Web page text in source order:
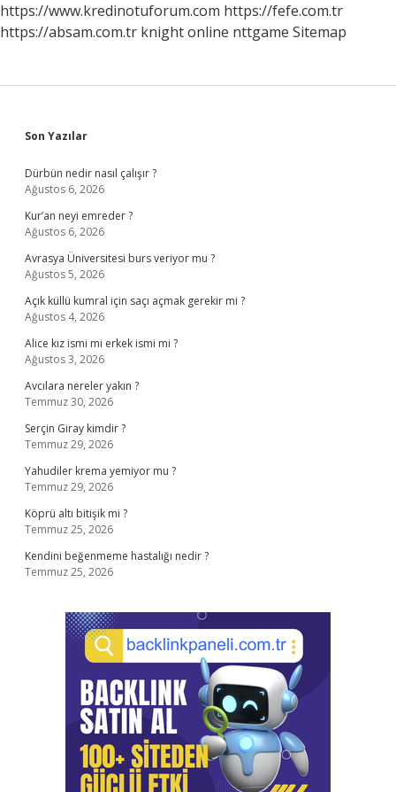
https://www.kredinotuforum.com https://fefe.com.tr
https://absam.com.tr knight online nttgame Sitemap
Sidebar
Son Yazılar
Dürbün nedir nasıl çalışır ?
Ağustos 6, 2026
Kur’an neyi emreder ?
Ağustos 6, 2026
Avrasya Üniversitesi burs veriyor mu ?
Ağustos 5, 2026
Açık küllü kumral için saçı açmak gerekir mi ?
Ağustos 4, 2026
Alice kız ismi mi erkek ismi mi ?
Ağustos 3, 2026
Avcılara nereler yakın ?
Temmuz 30, 2026
Serçin Giray kimdir ?
Temmuz 29, 2026
Yahudiler krema yemiyor mu ?
Temmuz 29, 2026
Köprü altı bitişik mi ?
Temmuz 25, 2026
Kendini beğenmeme hastalığı nedir ?
Temmuz 25, 2026